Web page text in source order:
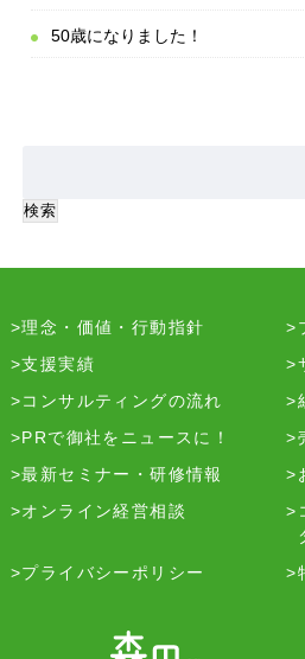
50歳になりました！
理念・価値・行動指針
支援実績
コンサルティングの流れ
PRで御社をニュースに！
最新セミナー・研修情報
オンライン経営相談
プライバシーポリシー